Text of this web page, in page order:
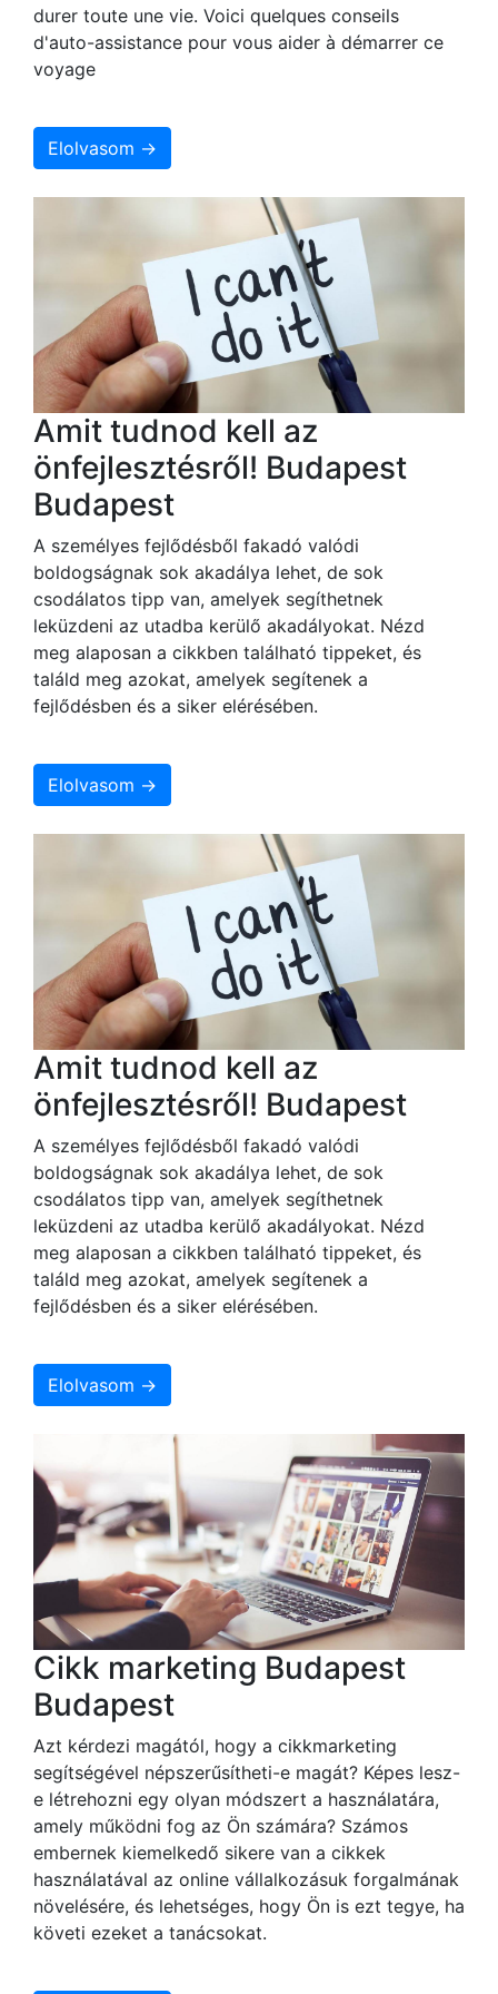
durer toute une vie. Voici quelques conseils
d'auto-assistance pour vous aider à démarrer ce
voyage
Elolvasom →
Amit tudnod kell az
önfejlesztésről! Budapest
Budapest
A személyes fejlődésből fakadó valódi
boldogságnak sok akadálya lehet, de sok
csodálatos tipp van, amelyek segíthetnek
leküzdeni az utadba kerülő akadályokat. Nézd
meg alaposan a cikkben található tippeket, és
találd meg azokat, amelyek segítenek a
fejlődésben és a siker elérésében.
Elolvasom →
Amit tudnod kell az
önfejlesztésről! Budapest
A személyes fejlődésből fakadó valódi
boldogságnak sok akadálya lehet, de sok
csodálatos tipp van, amelyek segíthetnek
leküzdeni az utadba kerülő akadályokat. Nézd
meg alaposan a cikkben található tippeket, és
találd meg azokat, amelyek segítenek a
fejlődésben és a siker elérésében.
Elolvasom →
Cikk marketing Budapest
Budapest
Azt kérdezi magától, hogy a cikkmarketing
segítségével népszerűsítheti-e magát? Képes lesz-
e létrehozni egy olyan módszert a használatára,
amely működni fog az Ön számára? Számos
embernek kiemelkedő sikere van a cikkek
használatával az online vállalkozásuk forgalmának
növelésére, és lehetséges, hogy Ön is ezt tegye, ha
követi ezeket a tanácsokat.